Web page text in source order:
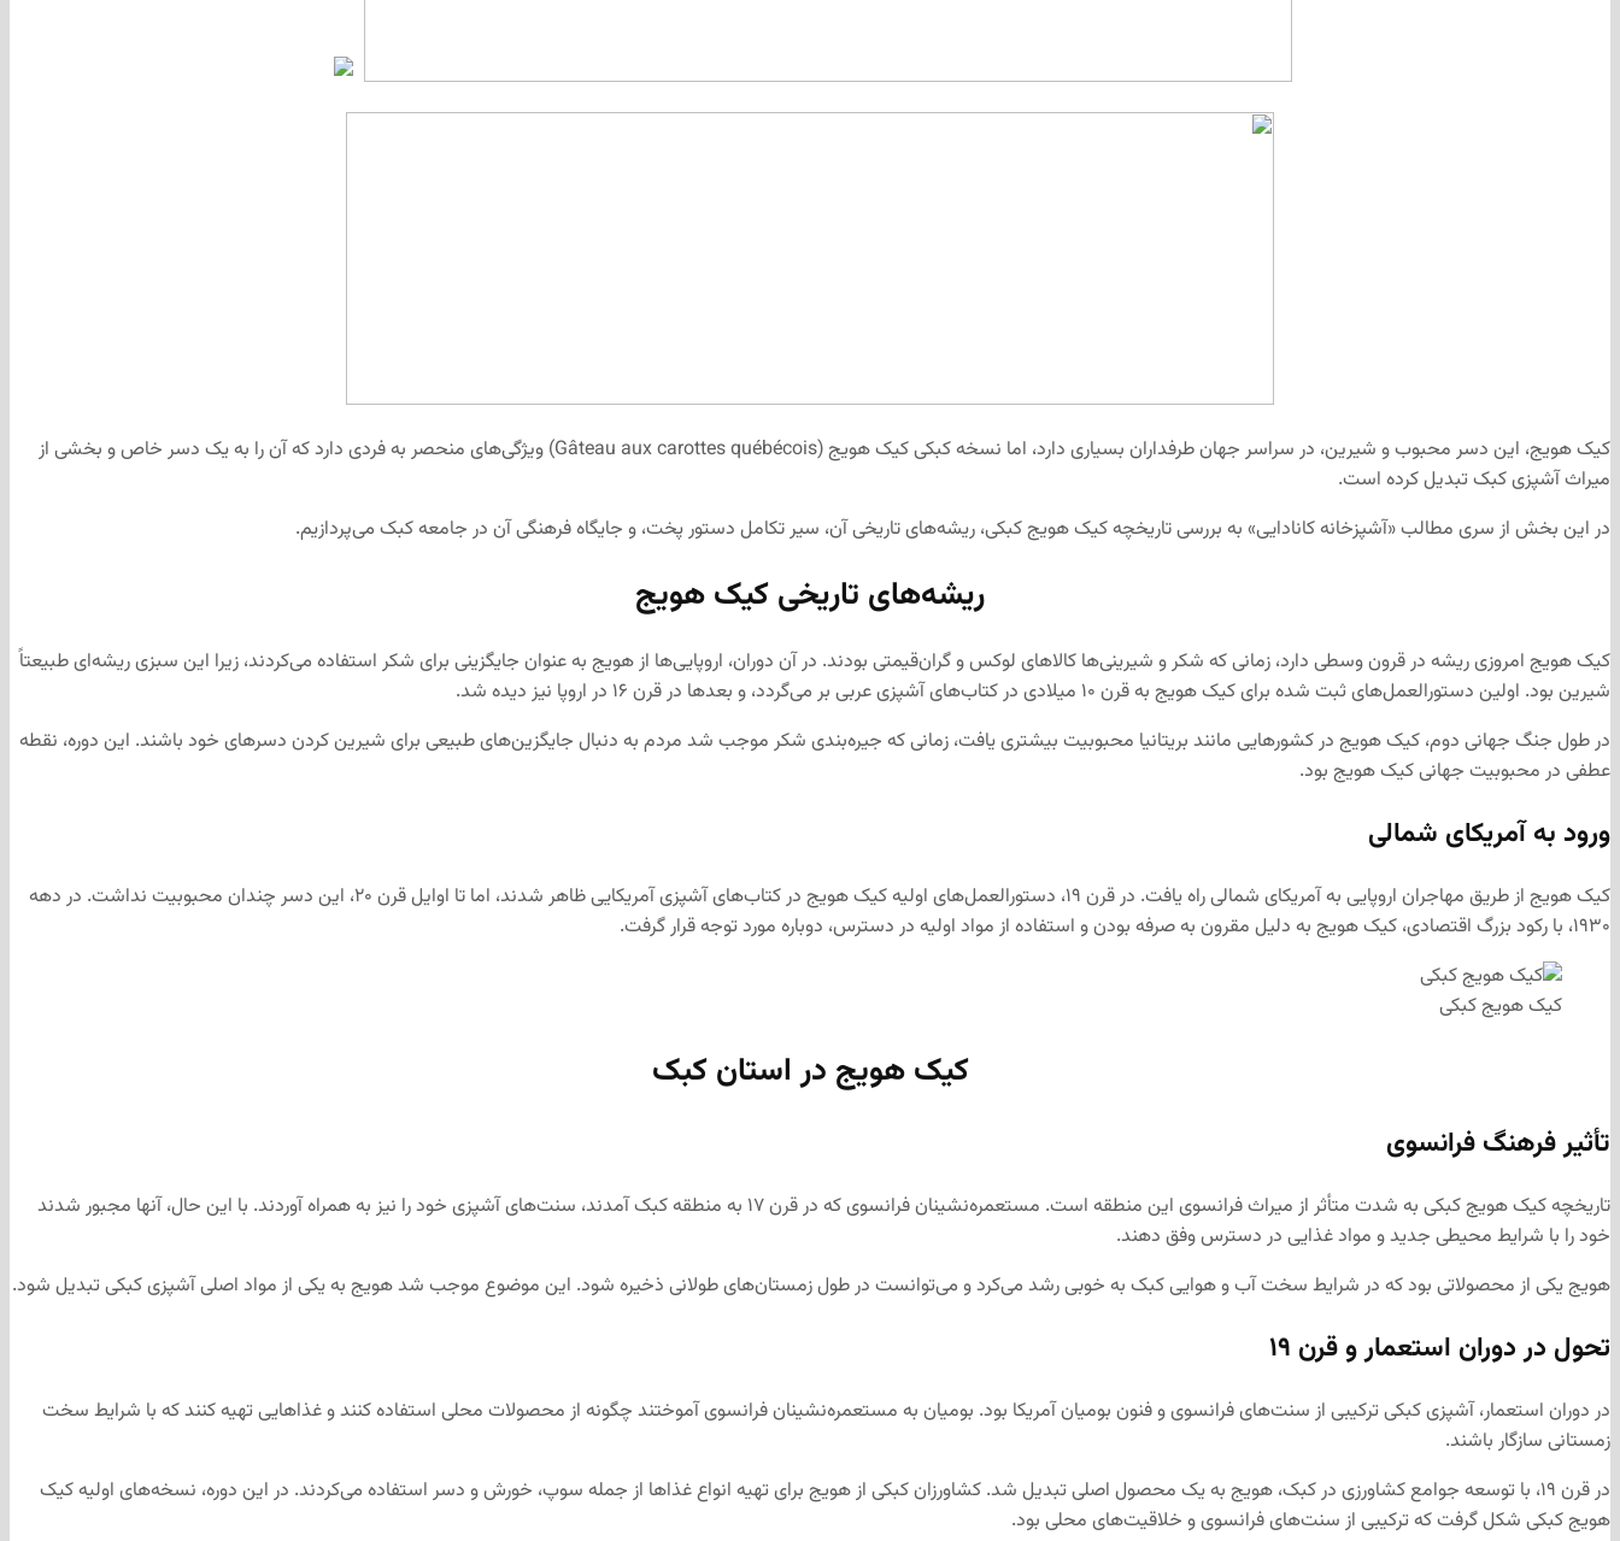
کیک هویج، این دسر محبوب و شیرین، در سراسر جهان طرفداران بسیاری دارد، اما نسخه کبکی کیک هویج (Gâteau aux carottes québécois) ویژگی‌های منحصر به فردی دارد که آن را به یک دسر خاص و بخشی از
میراث آشپزی کبک تبدیل کرده است.
در این بخش از سری مطالب «آشپزخانه کانادایی» به بررسی تاریخچه کیک هویج کبکی، ریشه‌های تاریخی آن، سیر تکامل دستور پخت، و جایگاه فرهنگی آن در جامعه کبک می‌پردازیم.
ریشه‌های تاریخی کیک هویج
کیک هویج امروزی ریشه در قرون وسطی دارد، زمانی که شکر و شیرینی‌ها کالاهای لوکس و گران‌قیمتی بودند. در آن دوران، اروپایی‌ها از هویج به عنوان جایگزینی برای شکر استفاده می‌کردند، زیرا این سبزی ریشه‌ای طبیعتاً
شیرین بود. اولین دستورالعمل‌های ثبت شده برای کیک هویج به قرن ۱۰ میلادی در کتاب‌های آشپزی عربی بر می‌گردد، و بعدها در قرن ۱۶ در اروپا نیز دیده شد.
در طول جنگ جهانی دوم، کیک هویج در کشورهایی مانند بریتانیا محبوبیت بیشتری یافت، زمانی که جیره‌بندی شکر موجب شد مردم به دنبال جایگزین‌های طبیعی برای شیرین کردن دسرهای خود باشند. این دوره، نقطه
عطفی در محبوبیت جهانی کیک هویج بود.
ورود به آمریکای شمالی
کیک هویج از طریق مهاجران اروپایی به آمریکای شمالی راه یافت. در قرن ۱۹، دستورالعمل‌های اولیه کیک هویج در کتاب‌های آشپزی آمریکایی ظاهر شدند، اما تا اوایل قرن ۲۰، این دسر چندان محبوبیت نداشت. در دهه
۱۹۳۰، با رکود بزرگ اقتصادی، کیک هویج به دلیل مقرون به صرفه بودن و استفاده از مواد اولیه در دسترس، دوباره مورد توجه قرار گرفت.
کیک هویج کبکی
کیک هویج در استان کبک
تأثیر فرهنگ فرانسوی
تاریخچه کیک هویج کبکی به شدت متأثر از میراث فرانسوی این منطقه است. مستعمره‌نشینان فرانسوی که در قرن ۱۷ به منطقه کبک آمدند، سنت‌های آشپزی خود را نیز به همراه آوردند. با این حال، آنها مجبور شدند
خود را با شرایط محیطی جدید و مواد غذایی در دسترس وفق دهند.
هویج یکی از محصولاتی بود که در شرایط سخت آب و هوایی کبک به خوبی رشد می‌کرد و می‌توانست در طول زمستان‌های طولانی ذخیره شود. این موضوع موجب شد هویج به یکی از مواد اصلی آشپزی کبکی تبدیل شود.
تحول در دوران استعمار و قرن ۱۹
در دوران استعمار، آشپزی کبکی ترکیبی از سنت‌های فرانسوی و فنون بومیان آمریکا بود. بومیان به مستعمره‌نشینان فرانسوی آموختند چگونه از محصولات محلی استفاده کنند و غذاهایی تهیه کنند که با شرایط سخت
زمستانی سازگار باشند.
در قرن ۱۹، با توسعه جوامع کشاورزی در کبک، هویج به یک محصول اصلی تبدیل شد. کشاورزان کبکی از هویج برای تهیه انواع غذاها از جمله سوپ، خورش و دسر استفاده می‌کردند. در این دوره، نسخه‌های اولیه کیک
هویج کبکی شکل گرفت که ترکیبی از سنت‌های فرانسوی و خلاقیت‌های محلی بود.